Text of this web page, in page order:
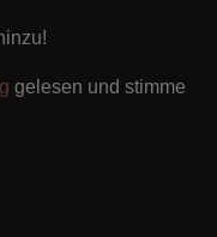
gelesen und stimme